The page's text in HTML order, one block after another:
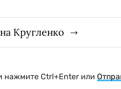
Кругленко
нажмите Ctrl+Enter или